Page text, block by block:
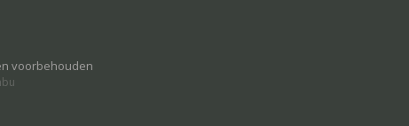
voorbehouden